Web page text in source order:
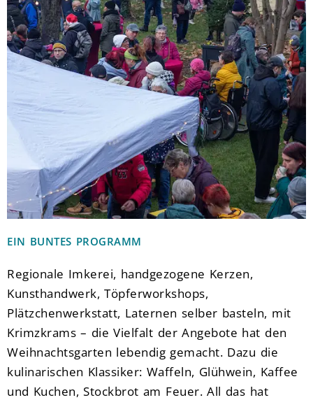
EIN BUNTES PROGRAMM
Regionale Imkerei, handgezogene Kerzen,
Kunsthandwerk, Töpferworkshops,
Plätzchenwerkstatt, Laternen selber basteln, mit
Krimzkrams – die Vielfalt der Angebote hat den
Weihnachtsgarten lebendig gemacht. Dazu die
kulinarischen Klassiker: Waffeln, Glühwein, Kaffee
und Kuchen, Stockbrot am Feuer. All das hat